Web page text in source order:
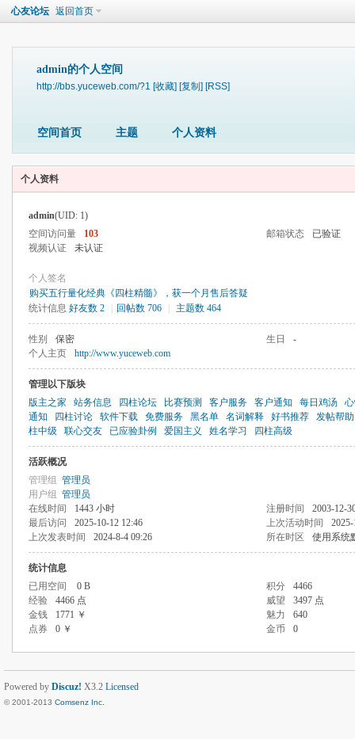
心友论坛 返回首页
admin的个人空间
http://bbs.yuceweb.com/?1 [收藏] [复制] [RSS]
空间首页 主题 个人资料
个人资料
admin(UID: 1)
空间访问量
103 邮箱状态
已验证
视频认证
未认证
个人签名
购买五行量化经典《四柱精髓》，获一个月售后答疑
统计信息 好友数 2 回帖数 706 主题数 464
性别 保密 生日
-
个人主页
http://www.yuceweb.com
管理以下版块
版主之家
站务信息 四柱论坛 比赛预测 客户服务 客户通知 每日鸡汤
通知
四柱讨论 软件下载 免费服务 黑名单 名词解释 好书推荐
发帖帮助
柱中级
联心交友 已应验卦例 爱国主义 姓名学习 四柱高级
活跃概况
管理组 管理员
用户组 管理员
在线时间
1443 小时 注册时间
2003-12-
最后访问
2025-10-12 12:46 上次活动时间
上次发表时间
2024-8-4 09:26 所在时区 使用系统
统计信息
已用空间
0 B 积分
4466
经验
4466 点 威望
3497 点
金钱
1771 ￥ 魅力
640
点券
0 ￥ 金币 0
Powered by Discuz! X3.2 Licensed
© 2001-2013 Comsenz Inc.